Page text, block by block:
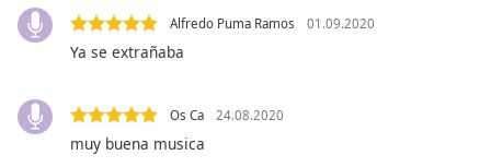
Font
Family
Reset
Done
Alfredo Puma Ramos 01.09.2020
Ya se extrañaba
Os Ca 24.08.2020
muy buena musica